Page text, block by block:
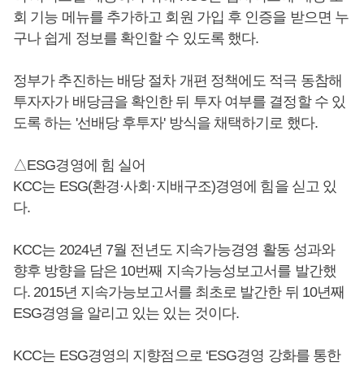
회 기능 메뉴를 추가하고 회원 가입 후 인증을 받으면 누
구나 쉽게 정보를 확인할 수 있도록 했다.
정부가 추진하는 배당 절차 개편 정책에도 적극 동참해
투자자가 배당금을 확인한 뒤 투자 여부를 결정할 수 있
도록 하는 '선배당 후투자' 방식을 채택하기로 했다.
△ESG경영에 힘 실어
KCC는 ESG(환경·사회·지배구조)경영에 힘을 싣고 있
다.
KCC는 2024년 7월 전년도 지속가능경영 활동 성과와
향후 방향을 담은 10번째 지속가능성보고서를 발간했
다. 2015년 지속가능보고서를 최초로 발간한 뒤 10년째
ESG경영을 알리고 있는 있는 것이다.
KCC는 ESG경영의 지향점으로 ‘ESG경영 강화를 통한